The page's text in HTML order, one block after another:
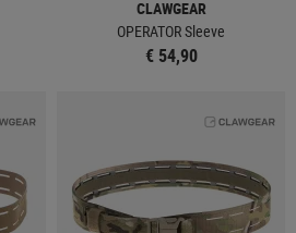
CLAWGEAR
OPERATOR Sleeve
€ 54,90